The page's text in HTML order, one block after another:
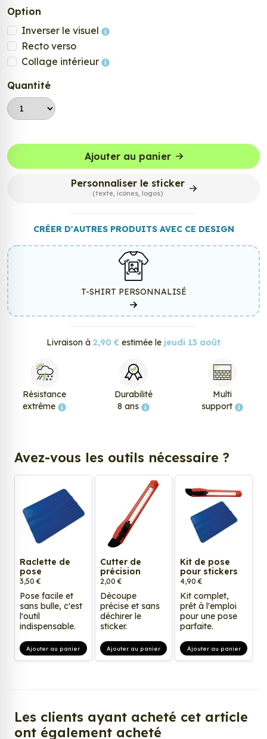
Option
Inverser le visuel
Recto verso
Collage intérieur
Quantité
Ajouter au panier
Personnaliser le sticker
(texte, icônes, logos)
CRÉER D'AUTRES PRODUITS AVEC CE DESIGN
T-SHIRT PERSONNALISÉ
Livraison à 2,90 € estimée le jeudi 13 août
Résistance
extrême
Durabilité
8 ans
Multi
support
Avez-vous les outils nécessaire ?
Raclette de
pose
3,50 €
Pose facile et
sans bulle, c'est
l'outil
indispensable.
Ajouter au panier
Cutter de
précision
2,00 €
Découpe
précise et sans
déchirer le
sticker.
Ajouter au panier
Kit de pose
pour stickers
4,90 €
Kit complet,
prêt à l'emploi
pour une pose
parfaite.
Ajouter au panier
Les clients ayant acheté cet article
ont également acheté